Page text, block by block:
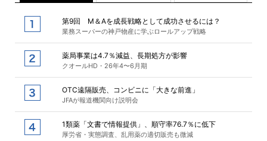
第9回 M＆Aを成長戦略として成功させるには？
業務スーパーの神戸物産に学ぶロールアップ戦略
薬局事業は4.7％減益、長期処方が影響
クオールHD・26年4〜6月期
OTC遠隔販売、コンビニに「大きな前進」
JFAが報道機関向け説明会
1類薬「文書で情報提供」、順守率76.7％に低下
厚労省・実態調査、乱用薬の適切販売も微減